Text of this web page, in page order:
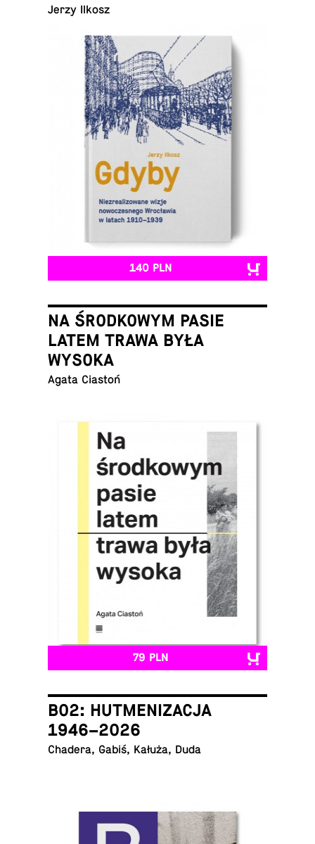
Jerzy Ilkosz
140 PLN
NA ŚRODKOWYM PASIE
LATEM TRAWA BYŁA
WYSOKA
Agata Ciastoń
79 PLN
B02: HUTMENIZACJA
1946–2026
Chadera, Gabiś, Kałuża, Duda